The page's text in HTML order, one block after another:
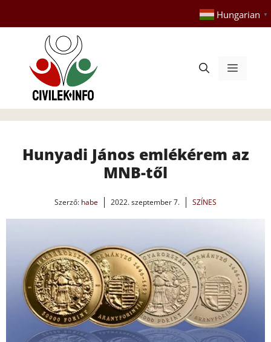
tartalomba
Hungarian ▼
Menü
Hunyadi János emlékérem az
MNB-től
Szerző: habe 2022. szeptember 7. SZÍNES